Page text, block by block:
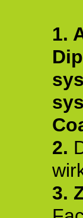
1.
2.
3.